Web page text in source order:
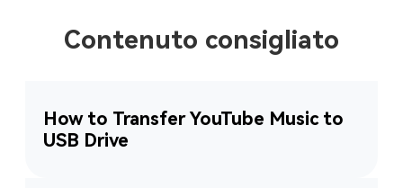
Contenuto consigliato
How to Transfer YouTube Music to
USB Drive